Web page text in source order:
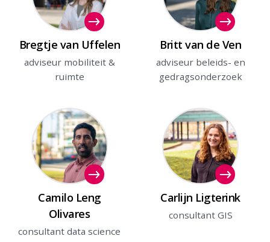
Bregtje van Uffelen
adviseur mobiliteit &
ruimte
Britt van de Ven
adviseur beleids- en
gedragsonderzoek
Camilo Leng
Olivares
consultant data science
Carlijn Ligterink
consultant GIS